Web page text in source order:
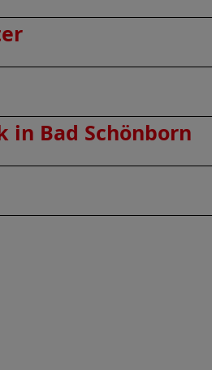
in Bad Schönborn